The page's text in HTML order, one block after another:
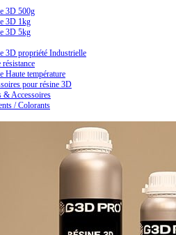
3D 500g
3D 1kg
3D 5kg
3D propriété Industrielle
résistance
Haute température
pour résine 3D
& Accessoires
/ Colorants